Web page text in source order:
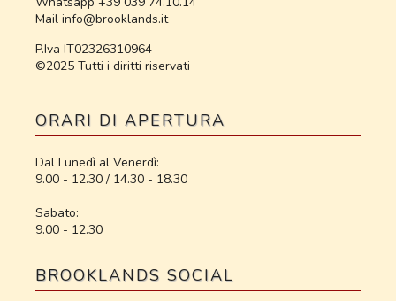
Mail info@brooklands.it
P.Iva IT02326310964
©2025 Tutti i diritti riservati
ORARI DI APERTURA
Dal Lunedì al Venerdì:
9.00 - 12.30 / 14.30 - 18.30
Sabato:
9.00 - 12.30
BROOKLANDS SOCIAL